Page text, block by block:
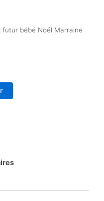
futur bébé Noël Marraine